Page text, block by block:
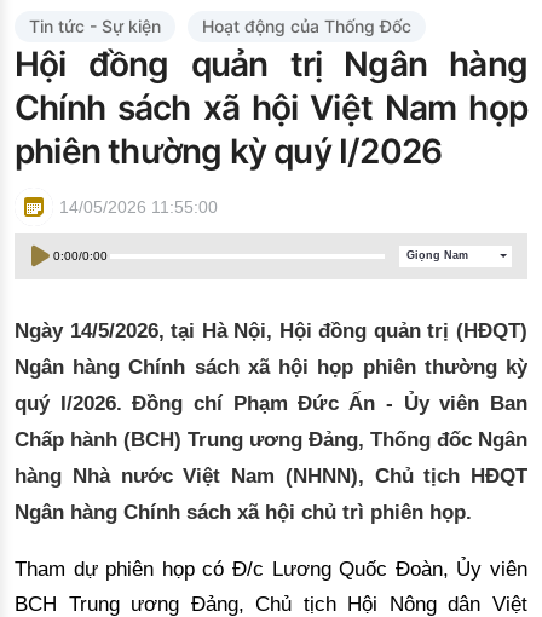
Đào tạo ISO
Tin tức - Sự kiện Hoạt động của Thống Đốc
Hội đồng quản trị Ngân hàng
Chính sách xã hội Việt Nam họp
phiên thường kỳ quý I/2026
14/05/2026 11:55:00
0:00/0:00 Giọng Nam
Ngày 14/5/2026, tại Hà Nội, Hội đồng quản trị (HĐQT)
Ngân hàng Chính sách xã hội họp phiên thường kỳ
quý I/2026. Đồng chí Phạm Đức Ấn - Ủy viên Ban
Chấp hành (BCH) Trung ương Đảng, Thống đốc Ngân
hàng Nhà nước Việt Nam (NHNN), Chủ tịch HĐQT
Ngân hàng Chính sách xã hội chủ trì phiên họp.
Tham dự phiên họp có Đ/c Lương Quốc Đoàn, Ủy viên
BCH Trung ương Đảng, Chủ tịch Hội Nông dân Việt